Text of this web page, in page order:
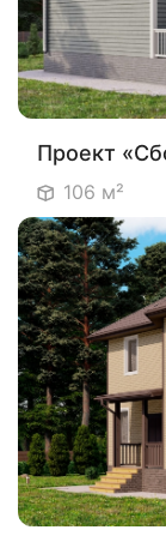
Проект
106 м²